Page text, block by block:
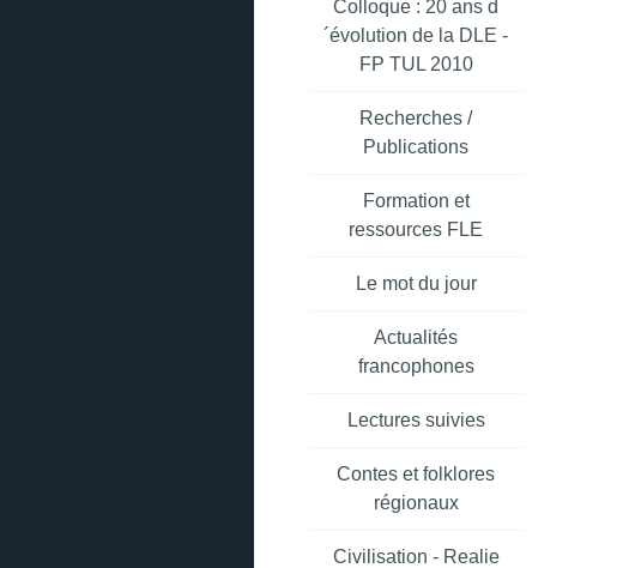
Colloque : 20 ans d
´évolution de la DLE -
FP TUL 2010
Recherches /
Publications
Formation et
ressources FLE
Le mot du jour
Actualités
francophones
Lectures suivies
Contes et folklores
régionaux
Civilisation - Realie